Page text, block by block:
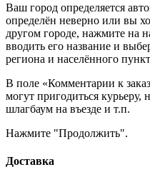
Ваш город определяется
определён неверно или вы
другом городе, нажмите на
вводить его название и
региона и населённого
В поле «Комментарии к
могут пригодиться
шлагбаум на въезде и т.п.
Нажмите "Продолжить".
Доставка